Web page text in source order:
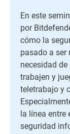
En este
por
cómo la
pasado a
necesidad
trabajen y
teletrabajo y
la línea entre
seguridad